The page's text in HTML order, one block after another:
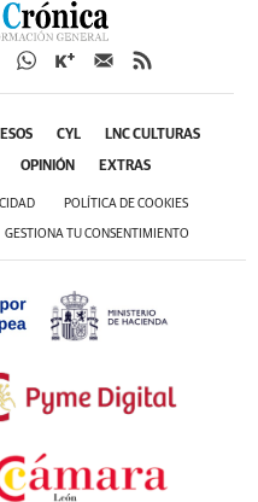
CYL LNC CULTURAS
OPINIÓN EXTRAS
POLÍTICA DE COOKIES
GESTIONA TU CONSENTIMIENTO